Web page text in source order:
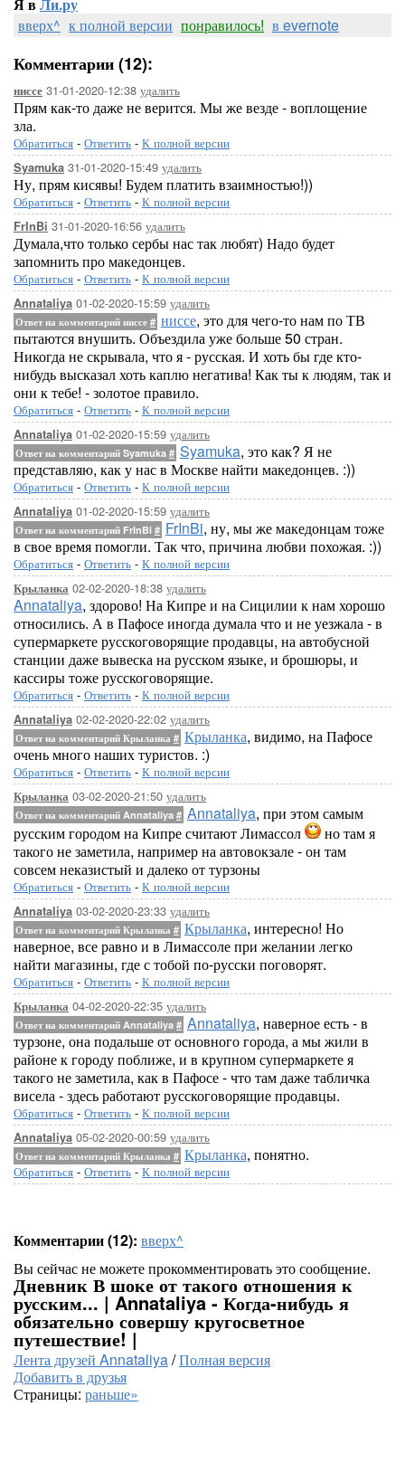
вверх^ к полной версии понравилось! в evernote
Комментарии (12):
ниссе 31-01-2020-12:38 удалить
Прям как-то даже не верится. Мы же везде - воплощение
зла.
Обратиться - Ответить - К полной версии
Syamuka 31-01-2020-15:49 удалить
Ну, прям кисявы! Будем платить взаимностью!))
Обратиться - Ответить - К полной версии
FrInBi 31-01-2020-16:56 удалить
Думала,что только сербы нас так любят) Надо будет
запомнить про македонцев.
Обратиться - Ответить - К полной версии
Annataliya 01-02-2020-15:59 удалить
Ответ на комментарий ниссе # ниссе, это для чего-то нам по ТВ
пытаются внушить. Объездила уже больше 50 стран.
Никогда не скрывала, что я - русская. И хоть бы где кто-
нибудь высказал хоть каплю негатива! Как ты к людям, так и
они к тебе! - золотое правило.
Обратиться - Ответить - К полной версии
Annataliya 01-02-2020-15:59 удалить
Ответ на комментарий Syamuka # Syamuka, это как? Я не
представляю, как у нас в Москве найти македонцев. :))
Обратиться - Ответить - К полной версии
Annataliya 01-02-2020-15:59 удалить
Ответ на комментарий FrInBi # FrInBi, ну, мы же македонцам тоже
в свое время помогли. Так что, причина любви похожая. :))
Обратиться - Ответить - К полной версии
Крыланка 02-02-2020-18:38 удалить
Annataliya, здорово! На Кипре и на Сицилии к нам хорошо
относились. А в Пафосе иногда думала что и не уезжала - в
супермаркете русскоговорящие продавцы, на автобусной
станции даже вывеска на русском языке, и брошюры, и
кассиры тоже русскоговорящие.
Обратиться - Ответить - К полной версии
Annataliya 02-02-2020-22:02 удалить
Ответ на комментарий Крыланка # Крыланка, видимо, на Пафосе
очень много наших туристов. :)
Обратиться - Ответить - К полной версии
Крыланка 03-02-2020-21:50 удалить
Ответ на комментарий Annataliya # Annataliya, при этом самым
русским городом на Кипре считают Лимассол
но там я
такого не заметила, например на автовокзале - он там
совсем неказистый и далеко от турзоны
Обратиться - Ответить - К полной версии
Annataliya 03-02-2020-23:33 удалить
Ответ на комментарий Крыланка # Крыланка, интересно! Но
наверное, все равно и в Лимассоле при желании легко
найти магазины, где с тобой по-русски поговорят.
Обратиться - Ответить - К полной версии
Крыланка 04-02-2020-22:35 удалить
Ответ на комментарий Annataliya # Annataliya, наверное есть - в
турзоне, она подальше от основного города, а мы жили в
районе к городу поближе, и в крупном супермаркете я
такого не заметила, как в Пафосе - что там даже табличка
висела - здесь работают русскоговорящие продавцы.
Обратиться - Ответить - К полной версии
Annataliya 05-02-2020-00:59 удалить
Ответ на комментарий Крыланка # Крыланка, понятно.
Обратиться - Ответить - К полной версии
Комментарии (12): вверх^
Вы сейчас не можете прокомментировать это сообщение.
Дневник В шоке от такого отношения к
русским... | Annataliya - Когда-нибудь я
обязательно совершу кругосветное
путешествие! |
Лента друзей Annataliya/Полная версия
Добавить в друзья
Страницы: раньше»